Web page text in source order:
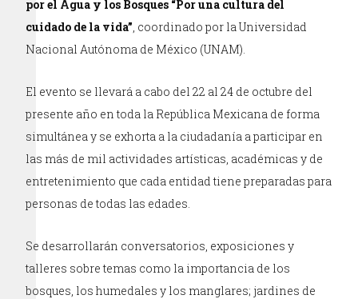
por el Agua y los Bosques “Por una cultura del
cuidado de la vida”, coordinado por la Universidad
Nacional Autónoma de México (UNAM).
El evento se llevará a cabo del 22 al 24 de octubre del
presente año en toda la República Mexicana de forma
simultánea y se exhorta a la ciudadanía a participar en
las más de mil actividades artísticas, académicas y de
entretenimiento que cada entidad tiene preparadas para
personas de todas las edades.
Se desarrollarán conversatorios, exposiciones y
talleres sobre temas como la importancia de los
bosques, los humedales y los manglares; jardines de